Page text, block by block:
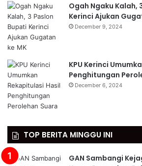
Ogah Ngaku Kalah,
Kerinci Ajukan
December 9, 2024
KPU Kerinci
Penghitungan
December 6, 2024
TOP BERITA MINGGU INI
GAN Sambangi